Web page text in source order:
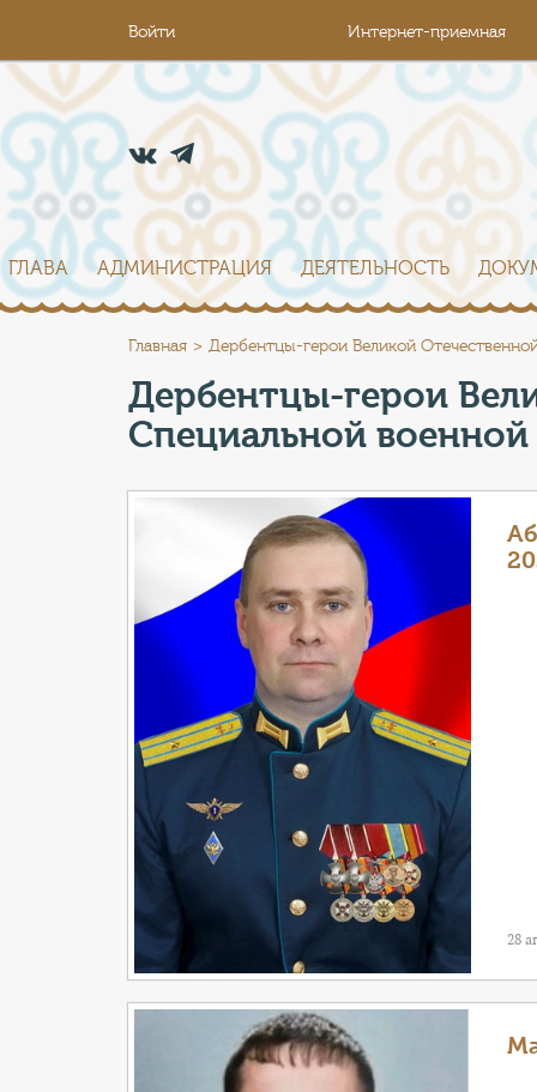
Войти Интернет-приемная
ГЛАВА АДМИНИСТРАЦИЯ ДЕЯТЕЛЬНОСТЬ
Главная Дербентцы-герои Великой
Дербентцы-герои
Специальной
28